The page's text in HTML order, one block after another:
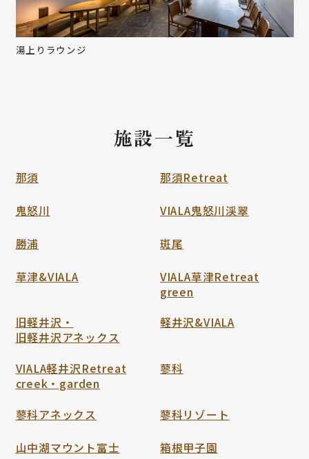
湯上りラウンジ
施設一覧
那須 那須Retreat
鬼怒川 VIALA鬼怒川渓翠
勝浦 斑尾
草津&VIALA
VIALA草津Retreat
green
旧軽井沢・
旧軽井沢アネックス
軽井沢&VIALA
VIALA軽井沢Retreat
creek・garden
蓼科
蓼科アネックス 蓼科リゾート
山中湖マウント富士 箱根甲子園